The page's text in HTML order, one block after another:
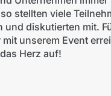
stellten viele
und diskutierten mit.
unserem Event
Herz auf!